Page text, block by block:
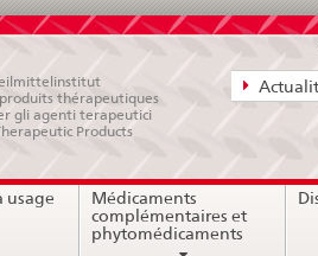
directe:
bases
contact
thérapeutiques
gli agenti terapeutici
Products
usage
Médicaments
complémentaires et
phytomédicaments